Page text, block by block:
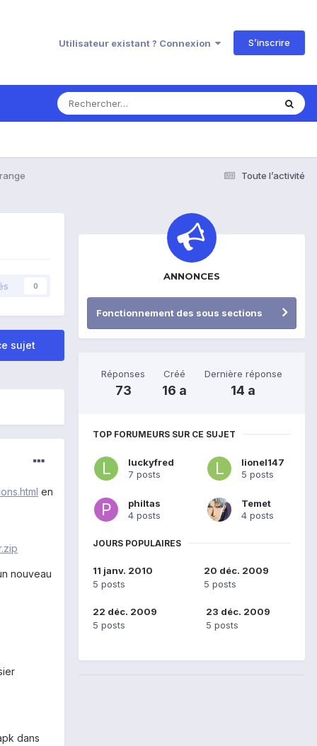
Utilisateur existant ? Connexion S’inscrire
Toute l’activité
0
sujet
en
nouveau
dans
ANNONCES
Fonctionnement des sous sections
Réponses
73
Créé
16 a
Dernière réponse
14 a
TOP FORUMEURS SUR CE SUJET
luckyfred
7 posts
lionel147
5 posts
philtas
4 posts
Temet
4 posts
JOURS POPULAIRES
11 janv. 2010
5 posts
20 déc. 2009
5 posts
22 déc. 2009
5 posts
23 déc. 2009
5 posts